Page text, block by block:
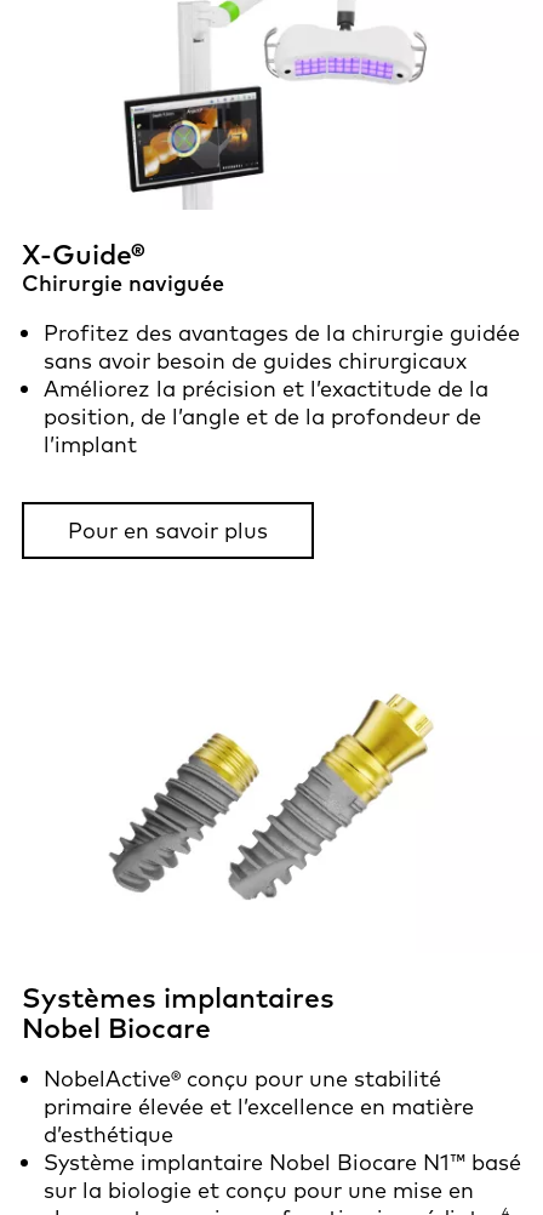
X-Guide®
Chirurgie naviguée
Profitez des avantages de la chirurgie guidée
sans avoir besoin de guides chirurgicaux
Améliorez la précision et l’exactitude de la
position, de l’angle et de la profondeur de
l’implant
Pour en savoir plus
Systèmes implantaires
Nobel Biocare
NobelActive® conçu pour une stabilité
primaire élevée et l’excellence en matière
d’esthétique
Système implantaire Nobel Biocare N1™ basé
sur la biologie et conçu pour une mise en